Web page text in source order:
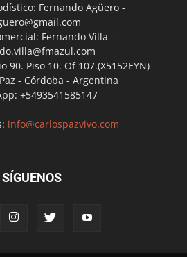
Fernando Agüero -
Fernando Villa -
90. Piso 10. Of 107.(X5152EYN)
- Córdoba - Argentina
+5493541585147
info@carlospazvivo.com
SÍGUENOS